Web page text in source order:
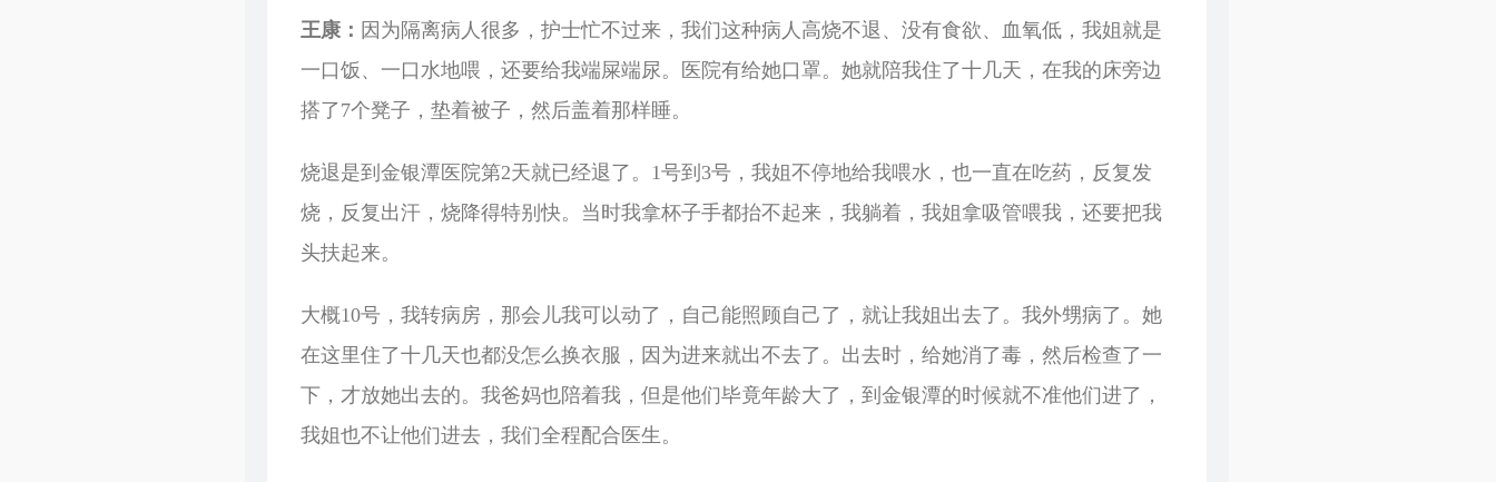
王康： 因为隔离病人很多，护士忙不过来，我们这种病人高烧不退、没有食欲、血氧低，我姐就是
一口饭、一口水地喂，还要给我端屎端尿。医院有给她口罩。她就陪我住了十几天，在我的床旁边
搭了7个凳子，垫着被子，然后盖着那样睡。
烧退是到金银潭医院第2天就已经退了。1号到3号，我姐不停地给我喂水，也一直在吃药，反复发
烧，反复出汗，烧降得特别快。当时我拿杯子手都抬不起来，我躺着，我姐拿吸管喂我，还要把我
头扶起来。
大概10号，我转病房，那会儿我可以动了，自己能照顾自己了，就让我姐出去了。我外甥病了。她
在这里住了十几天也都没怎么换衣服，因为进来就出不去了。出去时，给她消了毒，然后检查了一
下，才放她出去的。我爸妈也陪着我，但是他们毕竟年龄大了，到金银潭的时候就不准他们进了，
我姐也不让他们进去，我们全程配合医生。